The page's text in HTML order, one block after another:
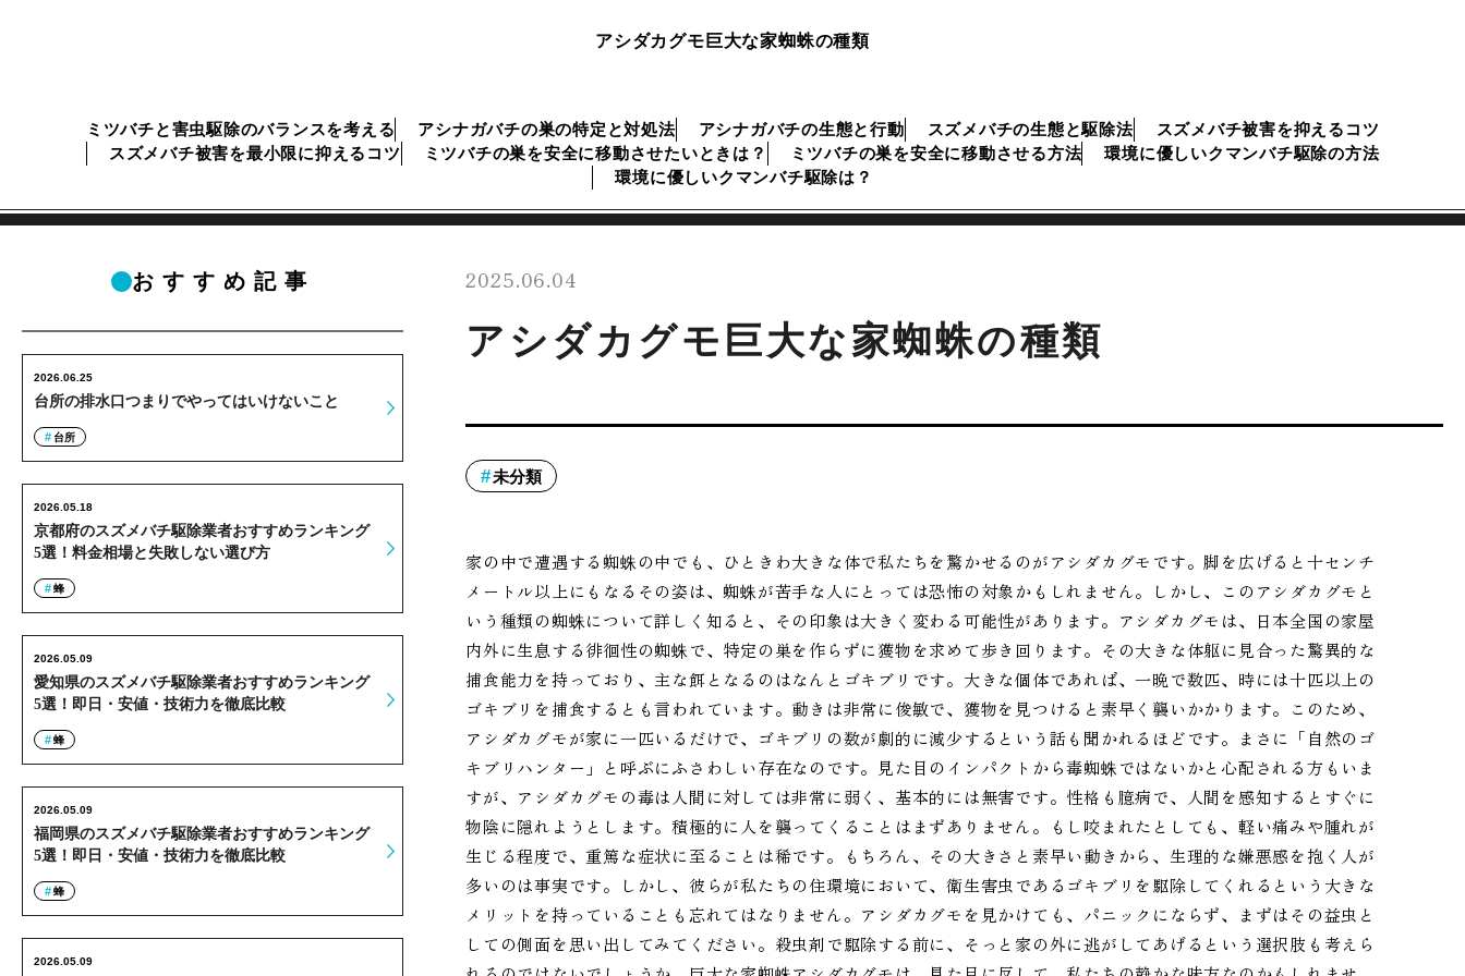
アシダカグモ巨大な家蜘蛛の種類
ミツバチと害虫駆除のバランスを考える アシナガバチの巣の特定と対処法 アシナガバチの生態と行動 スズメバチの生態と駆除法
スズメバチ被害を抑えるコツ
スズメバチ被害を最小限に抑えるコツ
ミツバチの巣を安全に移動させたいときは？ ミツバチの巣を安全に移動させる方法
環境に優しいクマンバチ駆除の方法
環境に優しいクマンバチ駆除は？
2025.06.04
アシダカグモ巨大な家蜘蛛の種類
未分類
家の中で遭遇する蜘蛛の中でも、ひときわ大きな体で私たちを驚かせるのがアシダカグモです。脚を広げると十センチ
メートル以上にもなるその姿は、蜘蛛が苦手な人にとっては恐怖の対象かもしれません。しかし、このアシダカグモと
いう種類の蜘蛛について詳しく知ると、その印象は大きく変わる可能性があります。アシダカグモは、日本全国の家屋
内外に生息する徘徊性の蜘蛛で、特定の巣を作らずに獲物を求めて歩き回ります。その大きな体躯に見合った驚異的な
捕食能力を持っており、主な餌となるのはなんとゴキブリです。大きな個体であれば、一晩で数匹、時には十匹以上の
ゴキブリを捕食するとも言われています。動きは非常に俊敏で、獲物を見つけると素早く襲いかかります。このため、
アシダカグモが家に一匹いるだけで、ゴキブリの数が劇的に減少するという話も聞かれるほどです。まさに「自然のゴ
キブリハンター」と呼ぶにふさわしい存在なのです。見た目のインパクトから毒蜘蛛ではないかと心配される方もいま
すが、アシダカグモの毒は人間に対しては非常に弱く、基本的には無害です。性格も臆病で、人間を感知するとすぐに
物陰に隠れようとします。積極的に人を襲ってくることはまずありません。もし咬まれたとしても、軽い痛みや腫れが
生じる程度で、重篤な症状に至ることは稀です。もちろん、その大きさと素早い動きから、生理的な嫌悪感を抱く人が
多いのは事実です。しかし、彼らが私たちの住環境において、衛生害虫であるゴキブリを駆除してくれるという大きな
メリットを持っていることも忘れてはなりません。アシダカグモを見かけても、パニックにならず、まずはその益虫と
しての側面を思い出してみてください。殺虫剤で駆除する前に、そっと家の外に逃がしてあげるという選択肢も考えら
おすすめ記事
台所の排水口つまりでやってはいけないこと
2026.06.25
台所
京都府のスズメバチ駆除業者おすすめランキング
5選！料金相場と失敗しない選び方
2026.05.18
蜂
愛知県のスズメバチ駆除業者おすすめランキング
5選！即日・安値・技術力を徹底比較
2026.05.09
蜂
福岡県のスズメバチ駆除業者おすすめランキング
5選！即日・安値・技術力を徹底比較
2026.05.09
蜂
2026.05.09